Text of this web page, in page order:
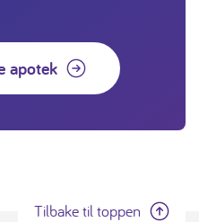
apotek
Tilbake til toppen